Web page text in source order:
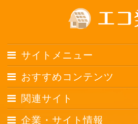
サイトメニュー
おすすめコンテンツ
関連サイト
企業・サイト情報